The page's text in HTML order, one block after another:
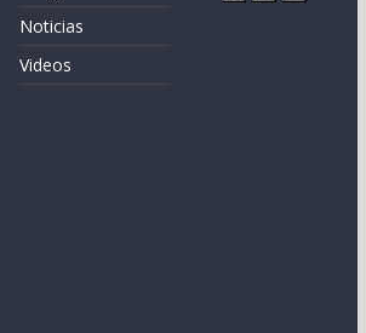
Noticias
Videos